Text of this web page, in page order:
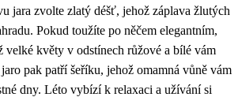
jara zvolte zlatý déšť, jehož záplava žlutých
Pokud toužíte po něčem elegantním,
velké květy v odstínech růžové a bílé vám
pak patří šeříku, jehož omamná vůně vám
dny. Léto vybízí k relaxaci a užívání si